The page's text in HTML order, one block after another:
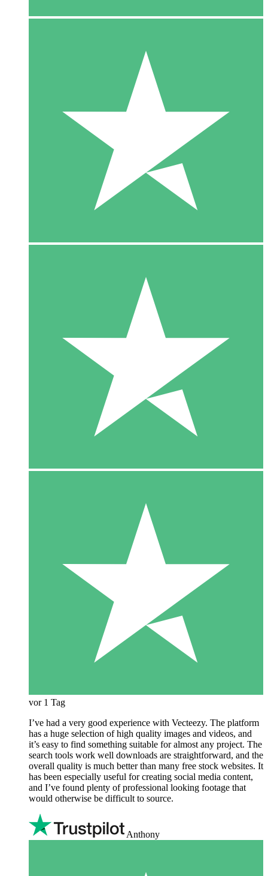
vor 1 Tag
I’ve had a very good experience with Vecteezy. The platform
has a huge selection of high quality images and videos, and
it’s easy to find something suitable for almost any project. The
search tools work well downloads are straightforward, and the
overall quality is much better than many free stock websites. It
has been especially useful for creating social media content,
and I’ve found plenty of professional looking footage that
would otherwise be difficult to source.
Anthony